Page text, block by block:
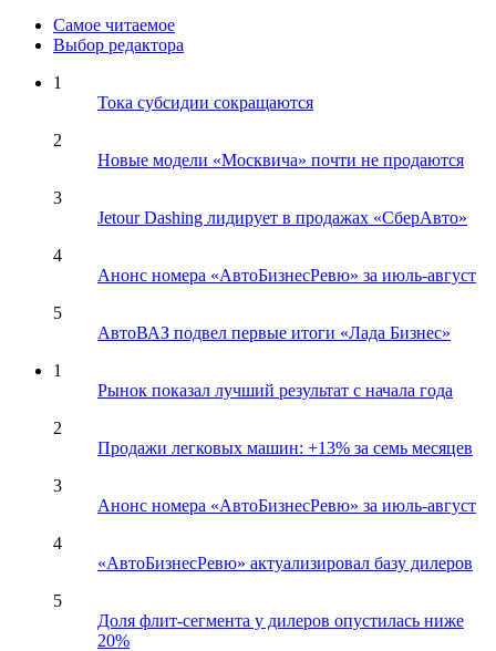
Самое читаемое
Выбор редактора
1
Тока субсидии сокращаются
2
Новые модели «Москвича» почти не продаются
3
Jetour Dashing лидирует в продажах «СберАвто»
4
Анонс номера «АвтоБизнесРевю» за июль-август
5
АвтоВАЗ подвел первые итоги «Лада Бизнес»
1
Рынок показал лучший результат с начала года
2
Продажи легковых машин: +13% за семь месяцев
3
Анонс номера «АвтоБизнесРевю» за июль-август
4
«АвтоБизнесРевю» актуализировал базу дилеров
5
Доля флит-сегмента у дилеров опустилась ниже
20%